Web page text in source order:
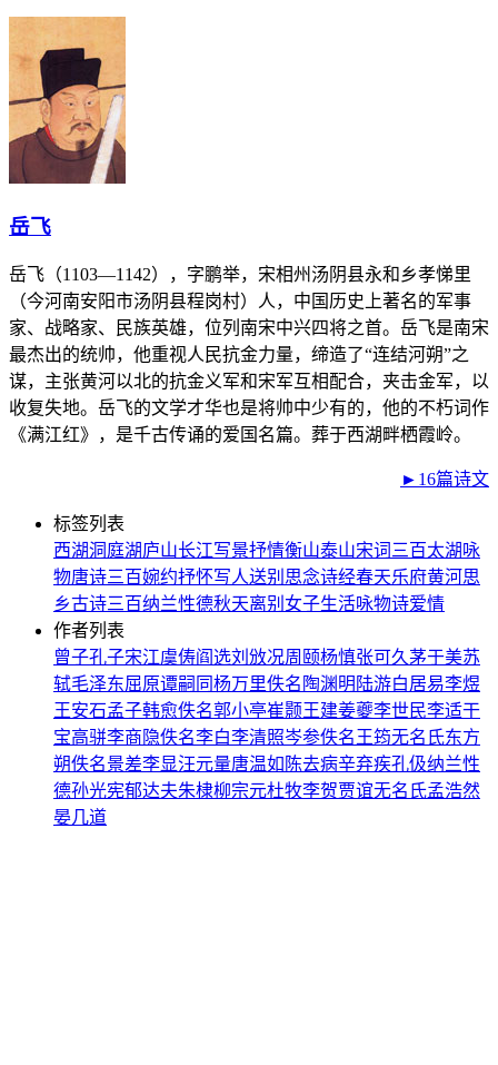
岳飞
岳飞（1103—1142），字鹏举，宋相州汤阴县永和乡孝悌里
（今河南安阳市汤阴县程岗村）人，中国历史上著名的军事
家、战略家、民族英雄，位列南宋中兴四将之首。岳飞是南宋
最杰出的统帅，他重视人民抗金力量，缔造了“连结河朔”之
谋，主张黄河以北的抗金义军和宋军互相配合，夹击金军，以
收复失地。岳飞的文学才华也是将帅中少有的，他的不朽词作
《满江红》，是千古传诵的爱国名篇。葬于西湖畔栖霞岭。
►16篇诗文
标签列表
西湖洞庭湖庐山长江写景抒情衡山泰山宋词三百太湖 咏
物唐诗三百婉约抒怀写人送别 思念诗经春天乐府黄河思
乡古诗三百纳兰性德秋天离别 女子生活咏物诗爱情
作者列表
曾子孔子宋江虞俦阎选刘攽况周颐杨慎张可久茅于美苏
轼毛泽东屈原谭嗣同杨万里佚名 陶渊明 陆游白居易李煜
王安石孟子韩愈佚名郭小亭崔颢王建姜夔李世民李适干
宝高骈李商隐佚名李白李清照岑参佚名 王筠无名氏东方
朔佚名景差李显汪元量唐温如 陈去病辛弃疾孔伋纳兰性
德孙光宪郁达夫朱棣柳宗元杜牧李贺贾谊无名氏孟浩然
晏几道